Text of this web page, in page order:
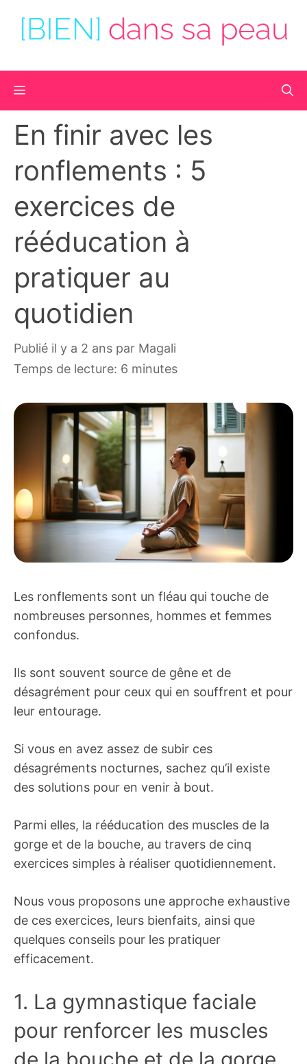
Menu
En finir avec les
ronflements : 5
exercices de
rééducation à
pratiquer au
quotidien
publié il y a 2 ans par Magali
Temps de lecture: 6 minutes
Les ronflements sont un fléau qui touche de
nombreuses personnes, hommes et femmes
confondus.
Ils sont souvent source de gêne et de
désagrément pour ceux qui en souffrent et pour
leur entourage.
Si vous en avez assez de subir ces
désagréments nocturnes, sachez qu’il existe
des solutions pour en venir à bout.
Parmi elles, la rééducation des muscles de la
gorge et de la bouche, au travers de cinq
exercices simples à réaliser quotidiennement.
Nous vous proposons une approche exhaustive
de ces exercices, leurs bienfaits, ainsi que
quelques conseils pour les pratiquer
efficacement.
1. La gymnastique faciale
pour renforcer les muscles
de la bouche et de la gorge